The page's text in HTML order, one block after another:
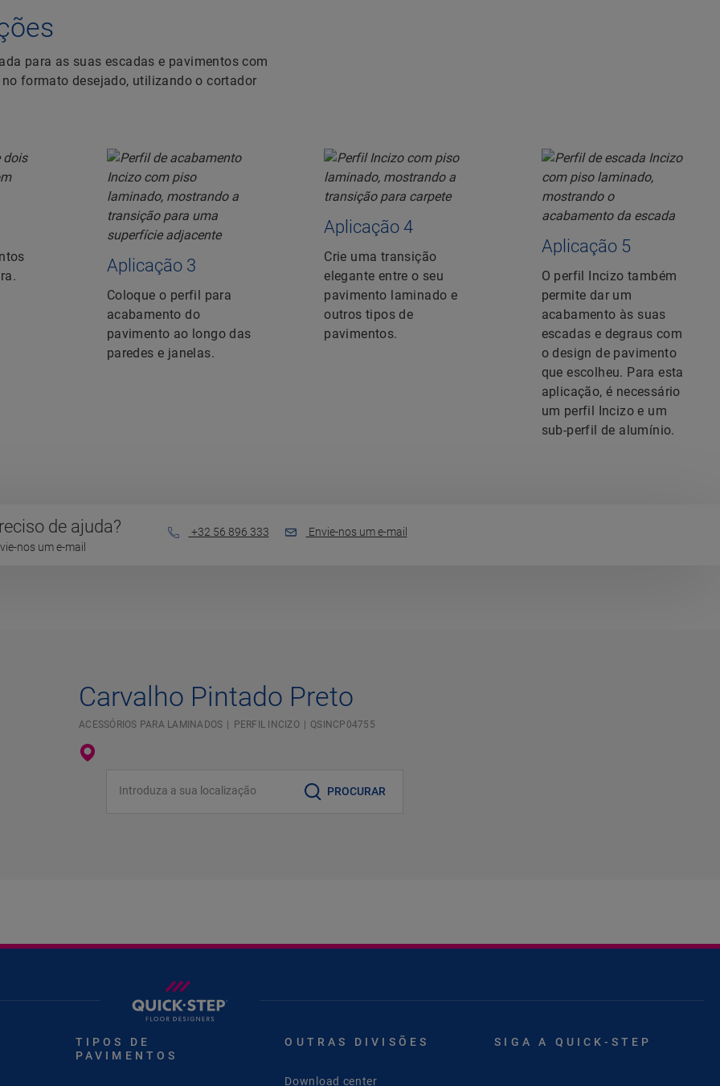
para as suas escadas e pavimentos com
formato desejado, utilizando o cortador
Aplicação 3
Coloque o perfil para
acabamento do
pavimento ao longo das
paredes e janelas.
Aplicação 4
Crie uma transição
elegante entre o seu
pavimento laminado e
outros tipos de
pavimentos.
Aplicação 5
O perfil Incizo também
permite dar um
acabamento às suas
escadas e degraus com
o design de pavimento
que escolheu. Para esta
aplicação, é necessário
um perfil Incizo e um
sub-perfil de alumínio.
de ajuda?
nos um e-mail
+32 56 896 333 Envie-nos um e-mail
Carvalho Pintado Preto
ACESSÓRIOS PARA LAMINADOS PERFIL INCIZO QSINCP04755
PROCURAR
TIPOS DE
PAVIMENTOS
OUTRAS DIVISÕES
Download center
SIGA A QUICK-STEP